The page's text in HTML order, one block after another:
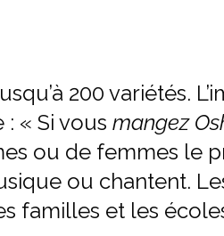
200 variétés.
« Si vous mangez
ou de femmes le
ou chantent.
familles et les